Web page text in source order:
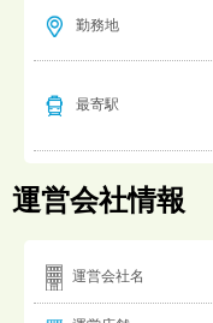
勤務地
最寄駅
運営会社情報
運営会社名